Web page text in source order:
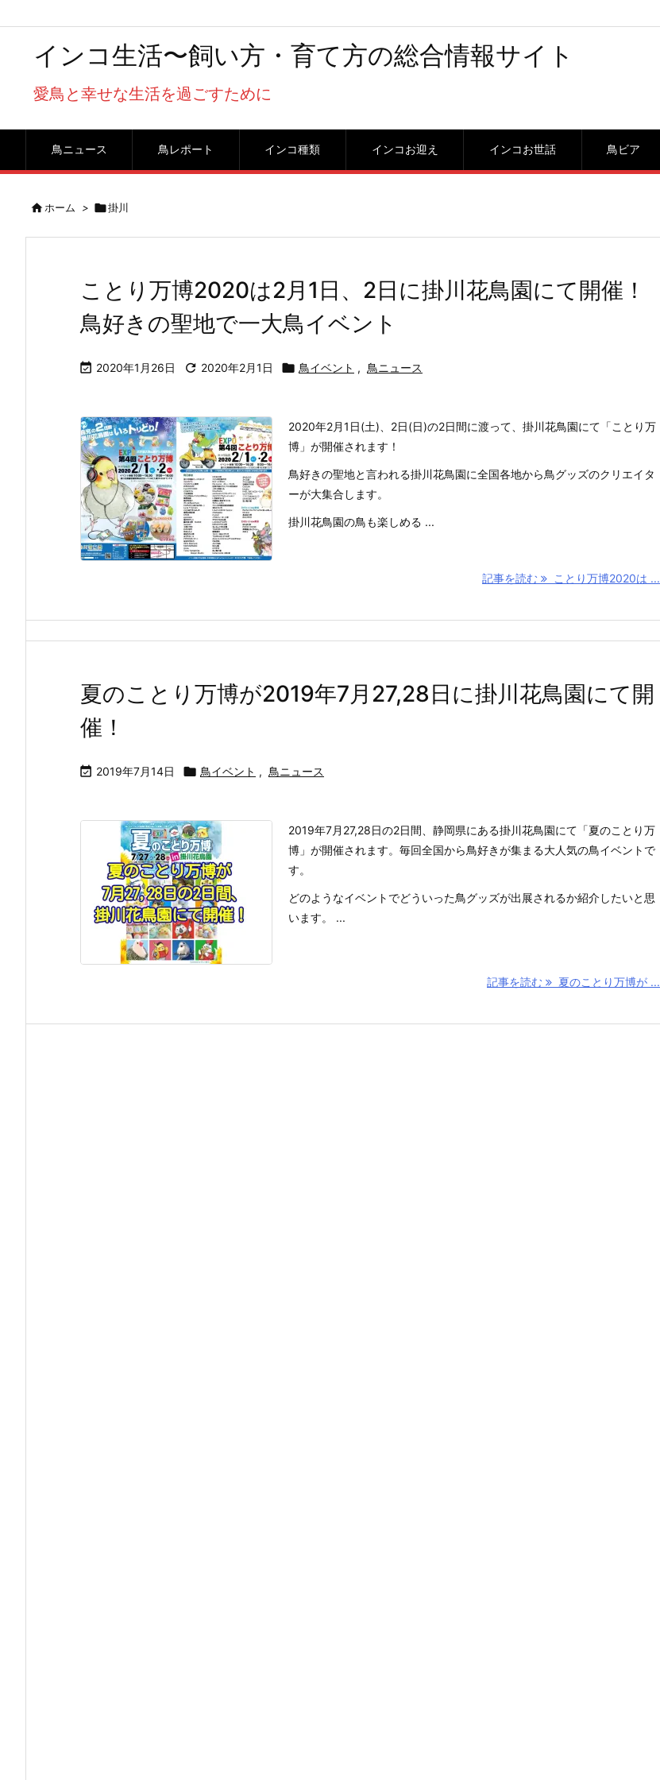
インコ生活〜飼い方・育て方の総合情報サイト
愛鳥と幸せな生活を過ごすために
鳥ニュース 鳥レポート インコ種類 インコお迎え インコお世話 鳥ビア
ホーム > 掛川
ことり万博2020は2月1日、2日に掛川花鳥園にて開催！
鳥好きの聖地で一大鳥イベント
 2020年1月26日  2020年2月1日  鳥イベント , 鳥ニュース
2020年2月1日(土)、2日(日)の2日間に渡って、掛川花鳥園にて「ことり万
博」が開催されます！
鳥好きの聖地と言われる掛川花鳥園に全国各地から鳥グッズのクリエイタ
ーが大集合します。
掛川花鳥園の鳥も楽しめる ...
記事を読む ことり万博2020は ...
夏のことり万博が2019年7月27,28日に掛川花鳥園にて開
催！
 2019年7月14日  鳥イベント , 鳥ニュース
2019年7月27,28日の2日間、静岡県にある掛川花鳥園にて「夏のことり万
博」が開催されます。毎回全国から鳥好きが集まる大人気の鳥イベントで
す。
どのようなイベントでどういった鳥グッズが出展されるか紹介したいと思
います。 ...
記事を読む 夏のことり万博が ...